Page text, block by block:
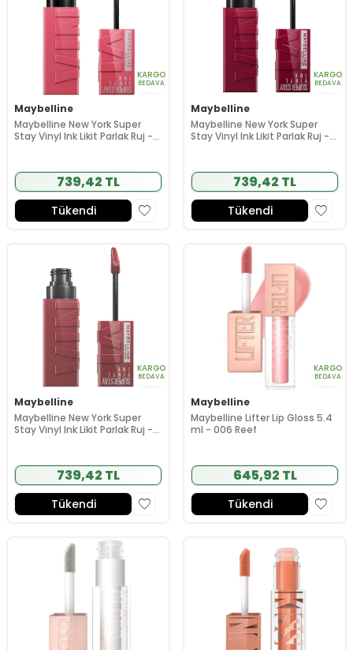
KARGO
BEDAVA
Maybelline
Maybelline New York Super
Stay Vinyl Ink Likit Parlak Ruj -
739,42 TL
Tükendi
KARGO
BEDAVA
Maybelline
Maybelline New York Super
Stay Vinyl Ink Likit Parlak Ruj -
739,42 TL
Tükendi
KARGO
BEDAVA
Maybelline
Maybelline New York Super
Stay Vinyl Ink Likit Parlak Ruj -
739,42 TL
Tükendi
KARGO
BEDAVA
Maybelline
Maybelline Lifter Lip Gloss 5.4
ml - 006 Reef
645,92 TL
Tükendi